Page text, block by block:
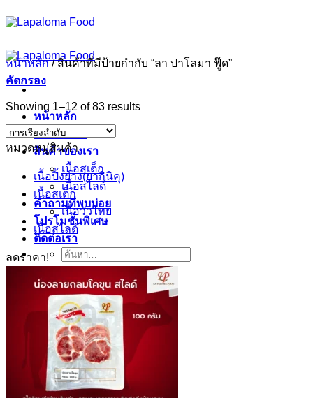
ข้าม
ไป
ยัง
เนื้อหา
หน้าหลัก
เกี่ยวกับเรา
สินค้าของเรา
เนื้อสเต็ก
เนื้อสไลด์
คำถามที่พบบ่อย
โปรโมชั่นพิเศษ
ติดต่อเรา
ค้นหา:
Sign Up
ตะกร้าสินค้า /฿0.00
ไม่มีสินค้าในตะกร้า
หน้าหลัก /สินค้าที่มีป้ายกำกับ “ลา ปาโลมา ฟู๊ด”
คัดกรอง
Showing 1–12 of 83 results
หมวดหมู่สินค้า
เนื้อปิ้งย่าง(ยากินิคุ)
เนื้อสเต็ก
เนื้อวัวไทย
เนื้อสไลด์
ลดราคา!